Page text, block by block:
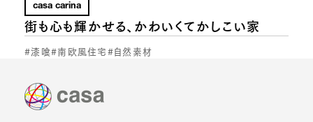
casa carina
街も心も輝かせる、かわいくてかしこい家
#漆喰#南欧風住宅#自然素材